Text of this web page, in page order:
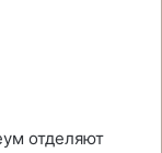
отделяют